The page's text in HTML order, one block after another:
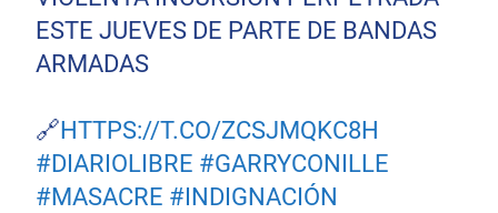
ESTE JUEVES DE PARTE DE BANDAS
ARMADAS
🔗HTTPS://T.CO/ZCSJMQKC8H
#DIARIOLIBRE #GARRYCONILLE
#MASACRE #INDIGNACIÓN